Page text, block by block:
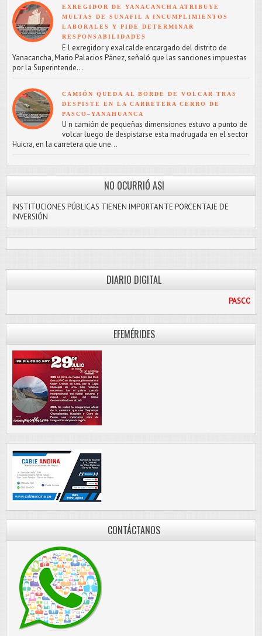
EXREGIDOR DE YANACANCHA ATRIBUYE
MULTAS DE SUNAFIL A INCUMPLIMIENTOS
LABORALES Y PIDE DETERMINAR
RESPONSABILIDADES
E l exregidor y exalcalde encargado del distrito de
Yanacancha, Mario Palacios Pánez, señaló que las sanciones impuestas
por la Superintende...
CAMIÓN QUEDA AL BORDE DE VOLCAR TRAS
DESPISTE EN LA CARRETERA CERRO DE
PASCO–YANAHUANCA
U n camión de pequeñas dimensiones estuvo a punto de
volcar luego de despistarse esta madrugada en el sector
Huicra, en la carretera que une...
NO OCURRIÓ ASI
INSTITUCIONES PÚBLICAS TIENEN IMPORTANTE PORCENTAJE DE
INVERSIÓN
DIARIO DIGITAL
EFEMÉRIDES
CONTÁCTANOS